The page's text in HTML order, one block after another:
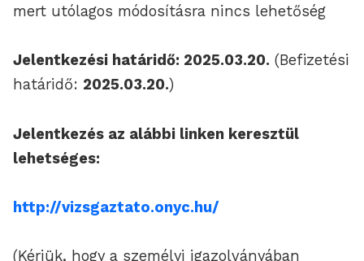
mert utólagos módosításra nincs lehetőség
Jelentkezési határidő: 2025.03.20. (Befizetési
határidő: 2025.03.20.)
Jelentkezés az alábbi linken keresztül
lehetséges:
http://vizsgaztato.onyc.hu/
(Kérjük, hogy a személyi igazolványában